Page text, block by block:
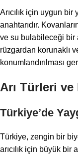
Arıcılık için uygun bir
anahtarıdır.
ve su bulabileceği bir
rüzgardan korunaklı
konumlandırılması
Arı Türleri
Türkiye’de
Türkiye, zengin bir
arıcılık için büyük